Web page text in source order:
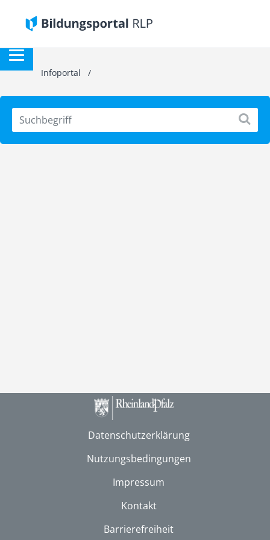
Infoportal /
Datenschutzerklärung
Nutzungsbedingungen
Impressum
Kontakt
Barrierefreiheit